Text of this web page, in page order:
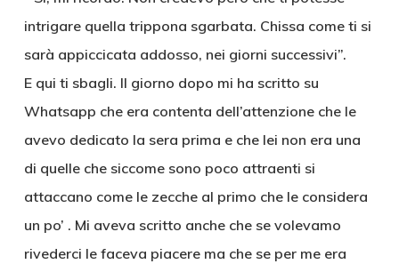
intrigare quella trippona sgarbata. Chissa come ti si
sarà appiccicata addosso, nei giorni successivi”.
E qui ti sbagli. Il giorno dopo mi ha scritto su
Whatsapp che era contenta dell’attenzione che le
avevo dedicato la sera prima e che lei non era una
di quelle che siccome sono poco attraenti si
attaccano come le zecche al primo che le considera
un po’ . Mi aveva scritto anche che se volevamo
rivederci le faceva piacere ma che se per me era